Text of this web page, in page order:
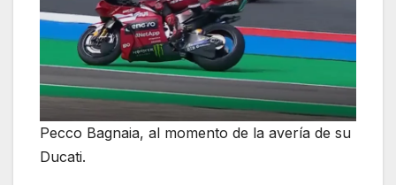
Pecco Bagnaia, al momento de la avería de su
Ducati.